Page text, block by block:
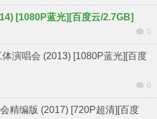
[1080P蓝光][百度云/2.7GB]
0
演唱会 (2013) [1080P蓝光][百度
0
精编版 (2017) [720P超清][百度